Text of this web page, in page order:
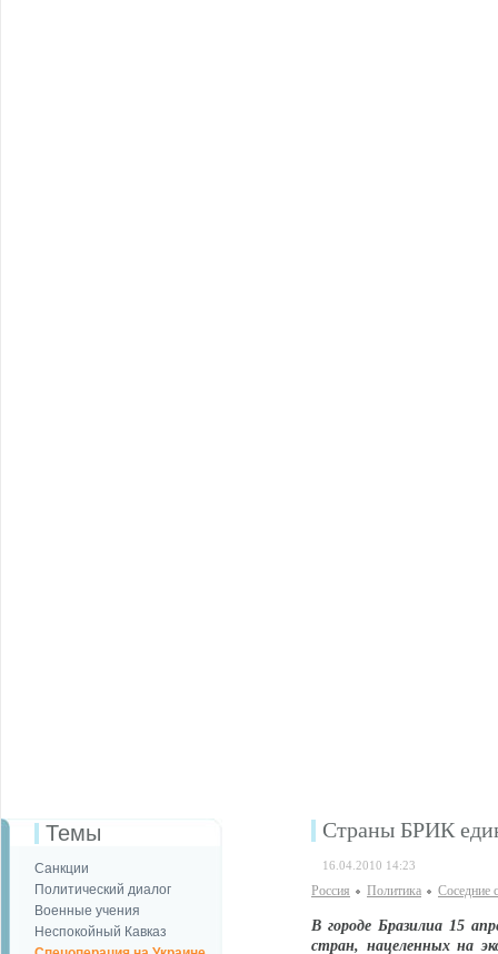
Темы
Санкции
Политический диалог
Военные учения
Неспокойный Кавказ
Страны БРИК
16.04.2010 14:23
Россия Политика Соседние
В городе Бразилиа 15
стран, нацеленных на